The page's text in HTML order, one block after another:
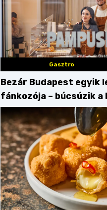
Gasztro
Bezár Budapest egyik
fánkozója – búcsúzik a